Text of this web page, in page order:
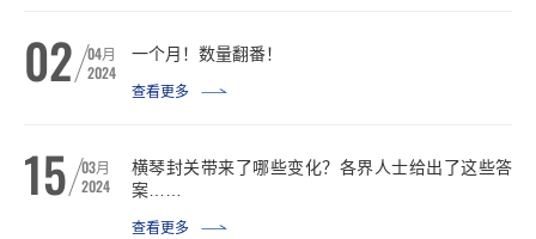
02 04月
2024
一个月！数量翻番！
查看更多
15 03月
2024
横琴封关带来了哪些变化？各界人士给出了这些答
案……
查看更多